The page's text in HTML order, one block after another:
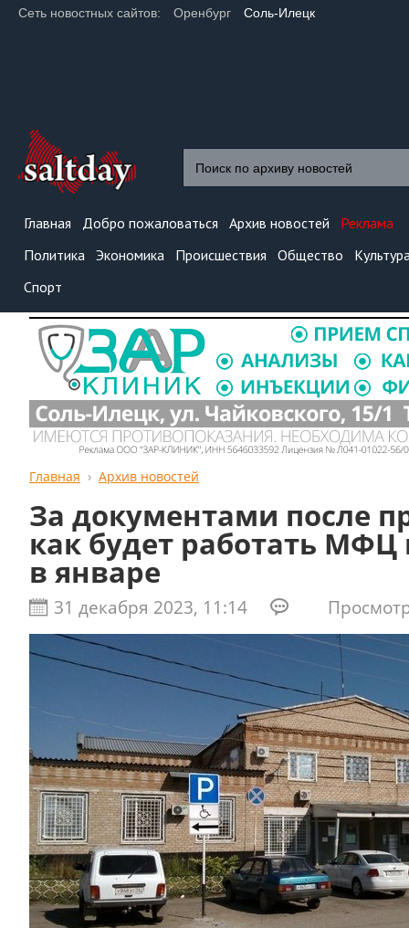
Сеть новостных сайтов: Оренбург Соль-Илецк
Главная Добро пожаловаться Архив новостей
Реклама
Политика Экономика Происшествия Общество
Спорт
Главная Архив новостей
За документами после
как будет работать
в январе
31 декабря 2023, 11:14